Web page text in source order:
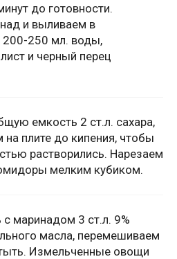
до готовности.
и выливаем в
250 мл. воды,
и черный перец
емкость 2 ст.л. сахара,
плите до кипения, чтобы
растворились. Нарезаем
мелким кубиком.
маринадом 3 ст.л. 9%
масла, перемешиваем
Измельченные овощи